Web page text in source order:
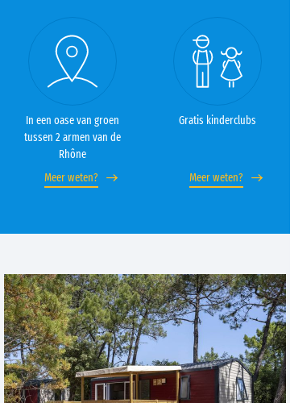
In een oase van groen
tussen 2 armen van de
Rhône
Meer weten?
Gratis kinderclubs
Meer weten?